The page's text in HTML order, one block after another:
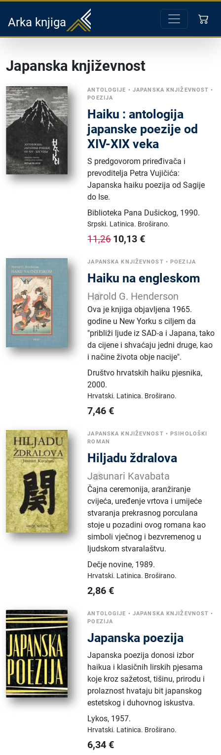
Arka knjiga
Japanska književnost
ANTOLOGIJE • JAPANSKA KNJIŽEVNOST •
POEZIJA
Haiku : antologija
japanske poezije od
XIV-XIX veka
S predgovorom priređivača i
prevoditelja Petra Vujičića:
Japanska haiku poezija od Sagije
do Ise.
Biblioteka Pana Dušickog, 1990.
Srpski. Latinica. Broširano.
11,26 10,13 €
JAPANSKA KNJIŽEVNOST •POEZIJA
Haiku na engleskom
Harold G. Henderson
Ova je knjiga objavljena 1965.
godine u New Yorku s ciljem da
"približi ljude iz SAD-a i Japana, tako
da cijene i shvaćaju jedni druge, kao
i načine života obje nacije".
Društvo hrvatskih haiku pjesnika,
2000.
Hrvatski. Latinica. Broširano.
7,46 €
JAPANSKA KNJIŽEVNOST •PSIHOLOŠKI
ROMAN
Hiljadu ždralova
Jasunari Kavabata
Čajna ceremonija, aranžiranje
cvijeća, uređenje vrtova i umijeće
stvaranja prekrasnog porculana
stoje u pozadini ovog romana kao
simboli vječnog i bezvremenog u
ljudskom stvaralaštvu.
Dečje novine, 1989.
Hrvatski. Latinica. Broširano.
2,86 €
ANTOLOGIJE • JAPANSKA KNJIŽEVNOST •
POEZIJA
Japanska poezija
Japanska poezija donosi izbor
haikua i klasičnih lirskih pjesama
koje kroz sažetost, tišinu, prirodu i
prolaznost hvataju bit japanskog
estetskog i duhovnog iskustva.
Lykos, 1957.
Hrvatski. Latinica. Broširano.
6,34 €